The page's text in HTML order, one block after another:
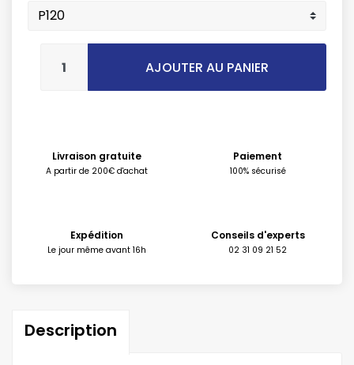
AJOUTER AU PANIER
Livraison gratuite
A partir de 200€ d'achat
Paiement
100% sécurisé
Expédition
Le jour même avant 16h
Conseils d'experts
02 31 09 21 52
Description